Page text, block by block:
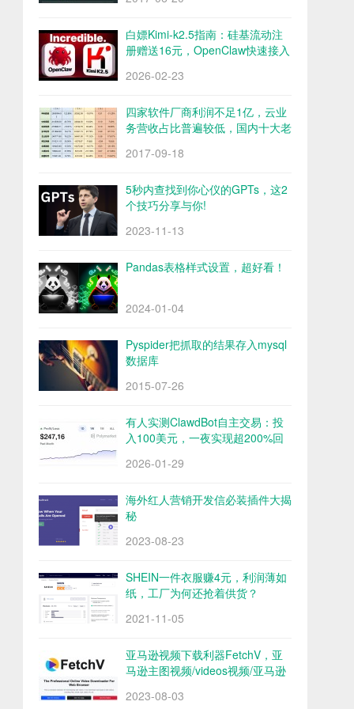
白嫖Kimi-k2.5指南：硅基流动注
册赠送16元，OpenClaw快速接入
2026-02-23
四家软件厂商利润不足1亿，云业
务营收占比普遍较低，国内十大老
2017-09-18
5秒内查找到你心仪的GPTs，这2
个技巧分享与你!
2023-11-13
Pandas表格样式设置，超好看！
2024-01-04
Pyspider把抓取的结果存入mysql
数据库
2015-07-26
有人实测ClawdBot自主交易：投
入100美元，一夜实现超200%回
2026-01-29
海外红人营销开发信必装插件大揭
秘
2023-08-23
SHEIN一件衣服赚4元，利润薄如
纸，工厂为何还抢着供货？
2021-11-05
亚马逊视频下载利器FetchV，亚
马逊主图视频/videos视频/亚马逊
2023-08-03